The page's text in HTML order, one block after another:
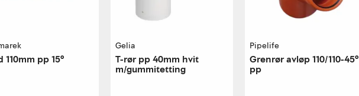
110mm pp 15°
Gelia
T-rør pp 40mm hvit
m/gummitetting
Pipelife
Grenrør avløp 110/110-45°
pp